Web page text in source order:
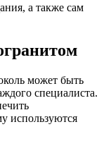
а также сам
может быть
специалиста.
используются